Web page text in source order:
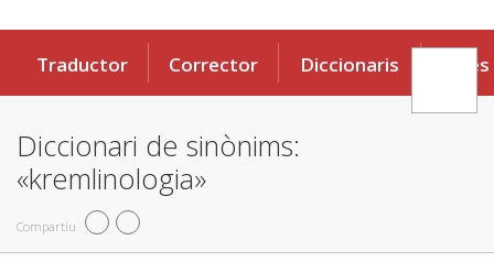
Traductor Corrector Diccionaris Eines
Diccionari de sinònims:
«kremlinologia»
Compartiu